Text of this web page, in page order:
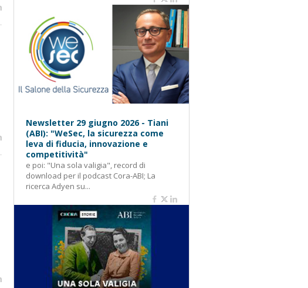
Newsletter 29 giugno 2026 - Tiani
(ABI): "WeSec, la sicurezza come
leva di fiducia, innovazione e
competitività"
e poi: "Una sola valigia", record di
download per il podcast Cora-ABI; La
ricerca Adyen su...